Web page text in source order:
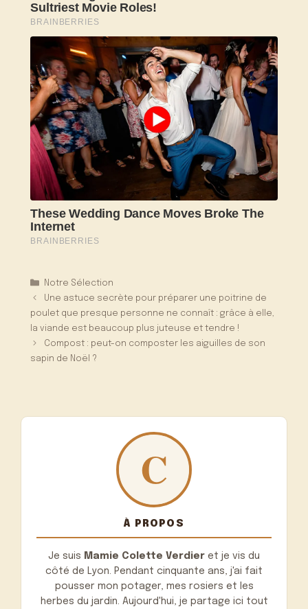
Catégories
Notre Sélection
Une astuce secrète pour préparer une poitrine de
poulet que presque personne ne connaît : grâce à elle,
la viande est beaucoup plus juteuse et tendre !
Compost : peut-on composter les aiguilles de son
sapin de Noël ?
À PROPOS
Je suis Mamie Colette Verdier et je vis du
côté de Lyon. Pendant cinquante ans, j'ai fait
pousser mon potager, mes rosiers et les
herbes du jardin. Aujourd'hui, je partage ici tout